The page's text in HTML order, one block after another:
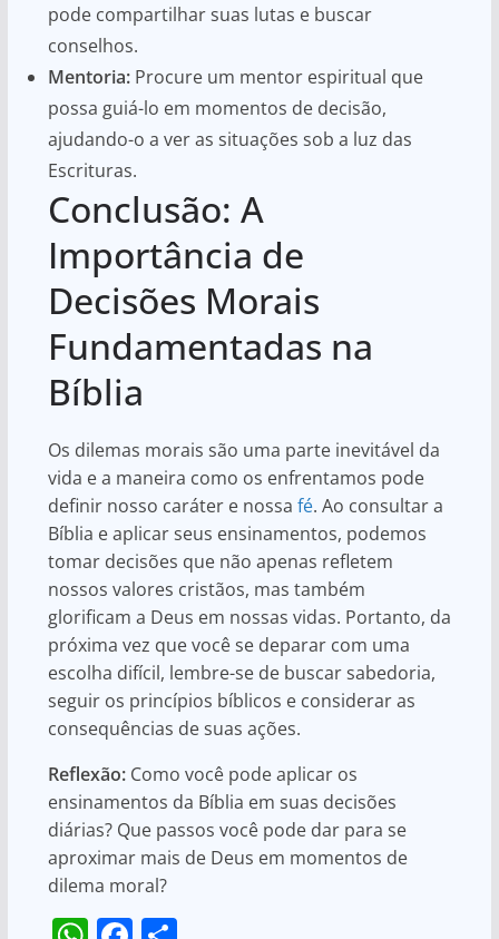
pode compartilhar suas lutas e buscar
conselhos.
Mentoria:Procure um mentor espiritual que
possa guiá-lo em momentos de decisão,
ajudando-o a ver as situações sob a luz das
Escrituras.
Conclusão: A
Importância de
Decisões Morais
Fundamentadas na
Bíblia
Os dilemas morais são uma parte inevitável da
vida e a maneira como os enfrentamos pode
definir nosso caráter e nossa fé. Ao consultar a
Bíblia e aplicar seus ensinamentos, podemos
tomar decisões que não apenas refletem
nossos valores cristãos, mas também
glorificam a Deus em nossas vidas. Portanto, da
próxima vez que você se deparar com uma
escolha difícil, lembre-se de buscar sabedoria,
seguir os princípios bíblicos e considerar as
consequências de suas ações.
Reflexão:Como você pode aplicar os
ensinamentos da Bíblia em suas decisões
diárias? Que passos você pode dar para se
aproximar mais de Deus em momentos de
dilema moral?